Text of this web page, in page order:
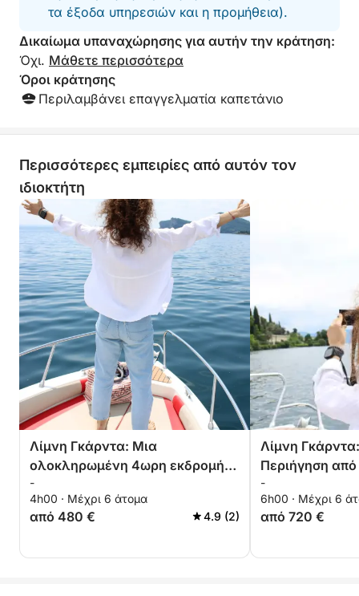
τα έξοδα υπηρεσιών και η προμήθεια).
Δικαίωμα υπαναχώρησης για αυτήν την κράτηση:
Όχι. Μάθετε περισσότερα
Όροι κράτησης
Περιλαμβάνει επαγγελματία καπετάνιο
Περισσότερες εμπειρίες από αυτόν τον
ιδιοκτήτη
Λίμνη Γκάρντα: Μια
ολοκληρωμένη 4ωρη εκδρομή
από το Μανέρμπα
-
4h00 · Μέχρι 6 άτομα
από 480 € 4.9 (2)
Λίμνη
Περιήγηση
Μια Αξέχαστη
-
6h00 · Μέχρι 6
από 720 €